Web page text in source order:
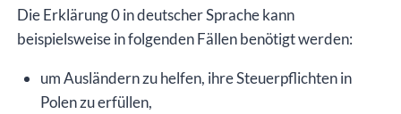
Die Erklärung 0 in deutscher Sprache kann
beispielsweise in folgenden Fällen benötigt werden:
um Ausländern zu helfen, ihre Steuerpflichten in
Polen zu erfüllen,